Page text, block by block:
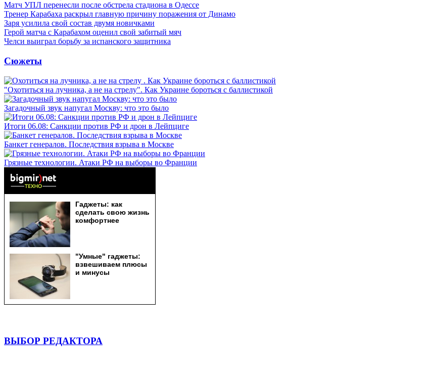
Матч УПЛ перенесли после обстрела стадиона в Одессе
Тренер Карабаха раскрыл главную причину поражения от Динамо
Заря усилила свой состав двумя новичками
Герой матча с Карабахом оценил свой забитый мяч
Челси выиграл борьбу за испанского защитника
Сюжеты
"Охотиться на лучника, а не на стрелу". Как Украине бороться с баллистикой
Загадочный звук напугал Москву: что это было
Итоги 06.08: Санкции против РФ и дрон в Лейпциге
Банкет генералов. Последствия взрыва в Москве
Грязные технологии. Атаки РФ на выборы во Франции
ВЫБОР РЕДАКТОРА